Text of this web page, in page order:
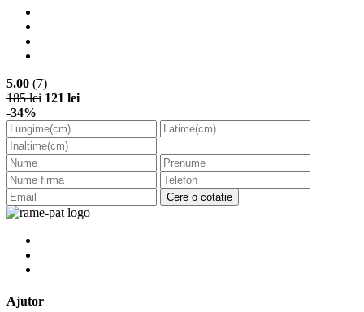
5.00 (7)
185 lei 121 lei
-34%
Cere o cotatie
Ajutor